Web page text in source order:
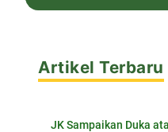
Artikel Terbaru
JK Sampaikan Duka